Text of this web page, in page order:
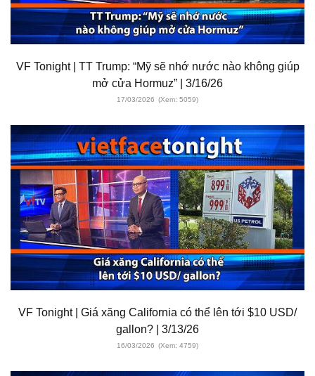
VF Tonight | TT Trump: “Mỹ sẽ nhớ nước nào không giúp
mở cửa Hormuz” | 3/16/26
17/03/2026 (Xem: 5059)
VF Tonight | Giá xăng California có thể lên tới $10 USD/
gallon? | 3/13/26
16/03/2026 (Xem: 4759)